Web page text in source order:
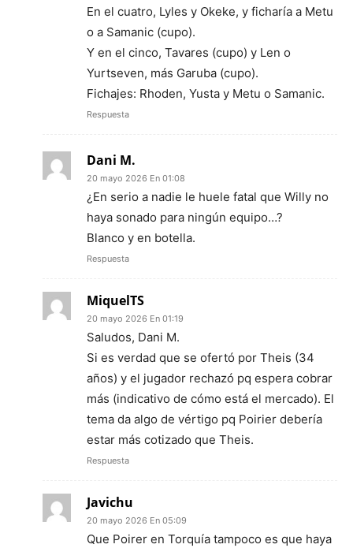
En el cuatro, Lyles y Okeke, y ficharía a Metu
o a Samanic (cupo).
Y en el cinco, Tavares (cupo) y Len o
Yurtseven, más Garuba (cupo).
Fichajes: Rhoden, Yusta y Metu o Samanic.
Respuesta
Dani M.
20 mayo 2026 En 01:08
¿En serio a nadie le huele fatal que Willy no
haya sonado para ningún equipo…?
Blanco y en botella.
Respuesta
MiquelTS
20 mayo 2026 En 01:19
Saludos, Dani M.
Si es verdad que se ofertó por Theis (34
años) y el jugador rechazó pq espera cobrar
más (indicativo de cómo está el mercado). El
tema da algo de vértigo pq Poirier debería
estar más cotizado que Theis.
Respuesta
Javichu
20 mayo 2026 En 05:09
Que Poirer en Torquía tampoco es que haya